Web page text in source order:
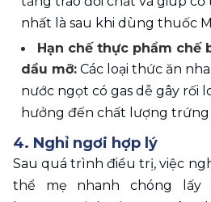
nhất là sau khi dùng thuốc
Hạn chế thực phẩm chế
dầu mỡ: Các loại thức ăn
nước ngọt có gas dễ gây rối
hưởng đến chất lượng trứng
4. Nghỉ ngơi hợp lý
Sau quá trình điều trị, việc
thể mẹ nhanh chóng lấy